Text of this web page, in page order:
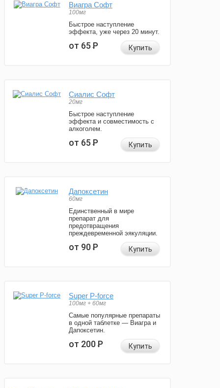
Виагра Софт
100мг
Быстрое наступление
эффекта, уже через 20 минут.
от 65Р Купить
Сиалис Софт
20мг
Быстрое наступление
эффекта и совместимость с
алкоголем.
от 65Р Купить
Дапоксетин
60мг
Единственный в мире
препарат для
предотвращения
преждевременной эякуляции.
от 90Р Купить
Super P-force
100мг + 60мг
Самые популярные препараты
в одной таблетке — Виагра и
Дапоксетин.
от 200Р Купить